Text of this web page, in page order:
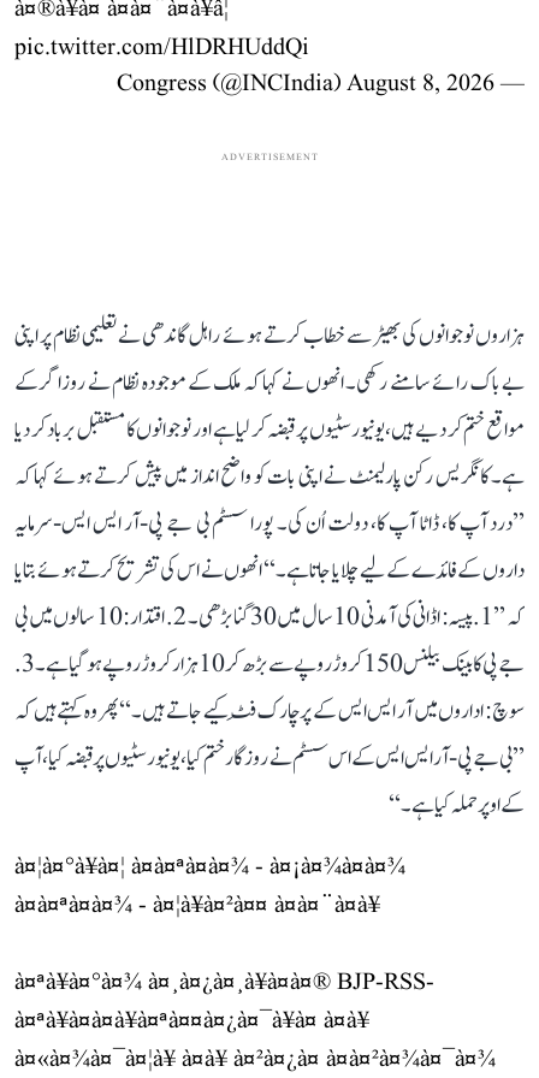
à¤®à¥à¤ à¤à¤¨à¤à¥â¦
pic.twitter.com/HlDRHUddQi
— Congress (@INCIndia)
August 8, 2026
ADVERTISEMENT
ہزاروں نوجوانوں کی بھیڑ سے خطاب کرتے ہوئے راہل گاندھی نے تعلیمی نظام پر اپنی
بے باک رائے سامنے رکھی۔ انھوں نے کہا کہ ملک کے موجودہ نظام نے روزاگر کے
مواقع ختم کر دیے ہیں، یونیورسٹیوں پر قبضہ کر لیا ہے اور نوجوانوں کا مستقبل برباد کر دیا
ہے۔ کانگریس رکن پارلیمنٹ نے اپنی بات کو واضح انداز میں پیش کرتے ہوئے کہا کہ
’’درد آپ کا، ڈاٹا آپ کا، دولت اُن کی۔ پورا سسٹم بی جے پی-آر ایس ایس-سرمایہ
داروں کے فائدے کے لیے چلایا جاتا ہے۔‘‘ انھوں نے اس کی تشریح کرتے ہوئے بتایا
کہ ’’1. پیسہ: اڈانی کی آمدنی 10 سال میں 30 گنا بڑھی۔ 2. اقتدار: 10 سالوں میں بی
جے پی کا بینک بیلنس 150 کروڑ روپے سے بڑھ کر 10 ہزار کروڑ روپے ہو گیا ہے۔ 3.
سوچ: اداروں میں آر ایس ایس کے پرچارک فِٹ کیے جاتے ہیں۔‘‘ پھر وہ کہتے ہیں کہ
’’بی جے پی-آر ایس ایس کے اس سسٹم نے روزگار ختم کیا، یونیورسٹیوں پر قبضہ کیا، آپ
کے اوپر حملہ کیا ہے۔‘‘
à¤¦à¤°à¥à¤¦ à¤à¤ªà¤à¤¾ - à¤¡à¤¾à¤à¤¾
à¤à¤ªà¤à¤¾ - à¤¦à¥à¤²à¤¤ à¤à¤¨à¤à¥
à¤ªà¥à¤°à¤¾ à¤¸à¤¿à¤¸à¥à¤à¤® BJP-RSS-
à¤ªà¥à¤à¤à¥à¤ªà¤¤à¤¿à¤¯à¥à¤ à¤à¥
à¤«à¤¾à¤¯à¤¦à¥ à¤à¥ à¤²à¤¿à¤ à¤à¤²à¤¾à¤¯à¤¾